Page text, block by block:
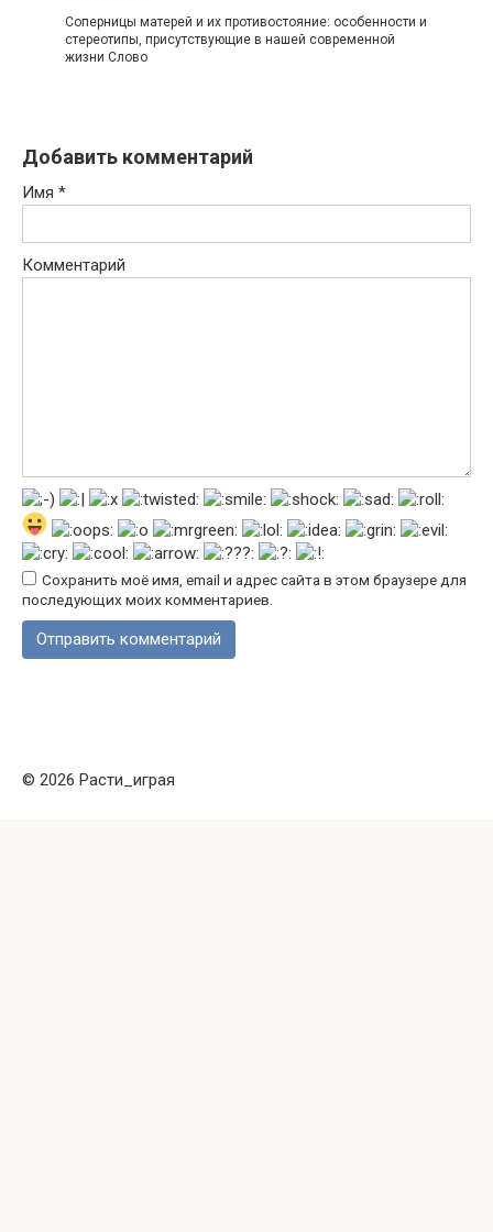
Соперницы матерей и их противостояние: особенности и
стереотипы, присутствующие в нашей современной
жизни Слово
Добавить комментарий
Имя *
Комментарий
Сохранить моё имя, email и адрес сайта в этом браузере для
последующих моих комментариев.
© 2026 Расти_играя